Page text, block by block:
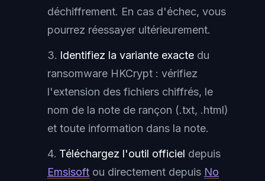
déchiffrement. En cas d'échec, vous
pourrez réessayer ultérieurement.
Identifiez la variante exacte du
ransomware HKCrypt : vérifiez
l'extension des fichiers chiffrés, le
nom de la note de rançon (.txt, .html)
et toute information dans la note.
Téléchargez l'outil officiel depuis
Emsisoft ou directement depuis No